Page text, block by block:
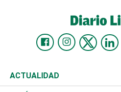
ACTUALIDAD